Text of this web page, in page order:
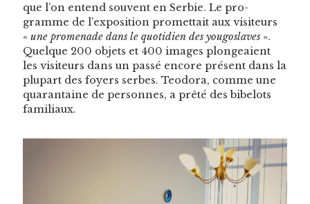
que l’on entend sou­vent en Ser­bie. Le pro­
gramme de l’exposition promet­tait aux vis­i­teurs
«une prom­e­nade dans le quo­ti­di­en des yougoslaves ».
Quelque 200 objets et 400 images plongeaient
les vis­i­teurs dans un passé encore présent dans la
plu­part des foy­ers serbes. Teodo­ra, comme une
quar­an­taine de per­son­nes, a prêté des bibelots
familiaux.